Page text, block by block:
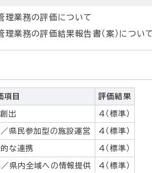
理業務の評価について
業務の評価結果報告書（案）について
項目 評価結果
出 4（標準）
県民参加型の施設運営 4（標準）
な連携 4（標準）
／県内全域への情報提供 4（標準）